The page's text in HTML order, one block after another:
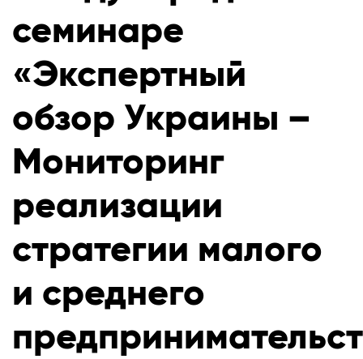
семинаре
«Экспертный
обзор Украины –
Мониторинг
реализации
стратегии малого
и среднего